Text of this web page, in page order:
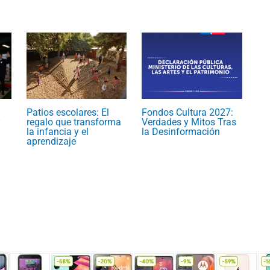
Patios escolares: El
regalo que transforma
la infancia y el
aprendizaje
Fondos Cultura 2027:
Verdades y Mitos Tras
la Desinformación